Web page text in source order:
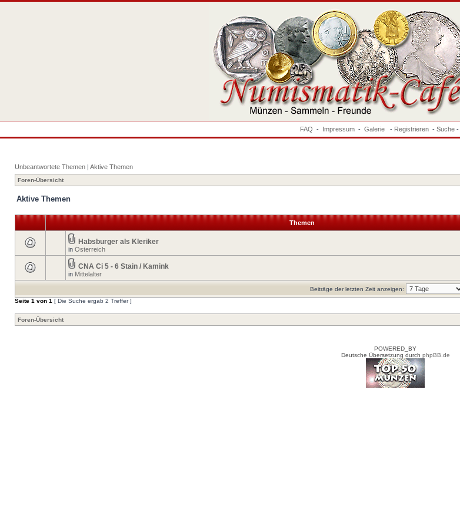
FAQ - Impressum - Galerie - Registrieren - Suche -
Unbeantwortete Themen | Aktive Themen
Foren-Übersicht
Aktive Themen
Themen
Habsburger als Kleriker
in Österreich
CNA Ci 5 - 6 Stain / Kamink
in Mittelalter
Beiträge der letzten Zeit anzeigen:
Seite 1 von 1 [ Die Suche ergab 2 Treffer ]
Foren-Übersicht
POWERED_BY
Deutsche Übersetzung durch phpBB.de